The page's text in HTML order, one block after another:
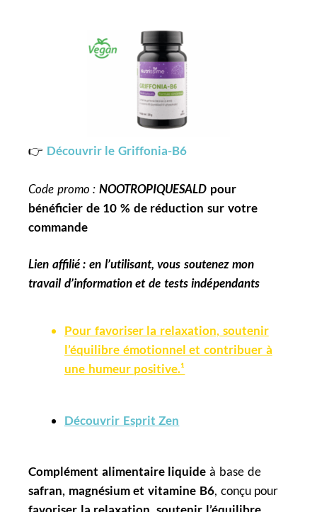
👉 Découvrir le Griffonia-B6
Code promo :NOOTROPIQUESALD pour
bénéficier de 10 % de réduction sur votre
commande
Lien affilié : en l’utilisant, vous soutenez mon
travail d’information et de tests indépendants
Pour favoriser la relaxation, soutenir
l’équilibre émotionnel et contribuer à
une humeur positive.¹
Découvrir Esprit Zen
Complément alimentaire liquide à base de
safran, magnésium et vitamine B6, conçu pour